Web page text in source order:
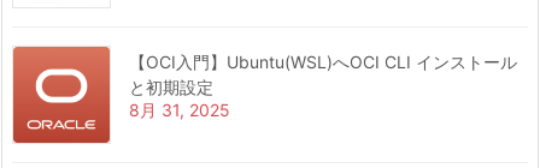
【OCI入門】Ubuntu(WSL)へOCI CLI インストール
と初期設定
8月 31, 2025